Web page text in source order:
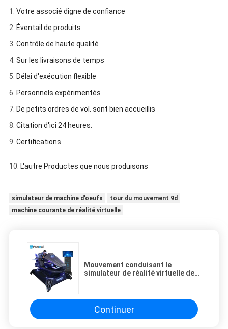
1. Votre associé digne de confiance
2. Éventail de produits
3. Contrôle de haute qualité
4. Sur les livraisons de temps
5. Délai d'exécution flexible
6. Personnels expérimentés
7. De petits ordres de vol. sont bien accueillis
8. Citation d'ici 24 heures.
9. Certifications
10. L'autre Productes que nous produisons
simulateur de machine d'oeufs
tour du mouvement 9d
machine courante de réalité virtuelle
Mouvement conduisant le
simulateur de réalité virtuelle de
Continuer